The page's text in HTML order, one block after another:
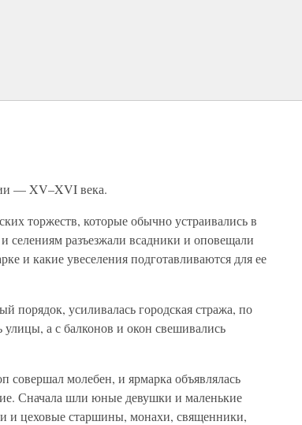
— XV–XVI века.
торжеств, которые обычно устраивались в
разъезжали всадники и оповещали
и какие увеселения подготавливаются для ее
порядок, усиливалась городская стража, по
а с балконов и окон свешивались
молебен, и ярмарка объявлялась
Сначала шли юные девушки и маленькие
и цеховые старшины, монахи, священники,